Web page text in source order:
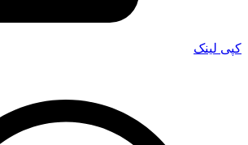
کپی لینک